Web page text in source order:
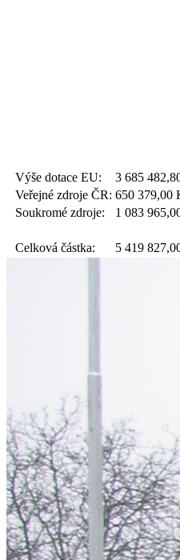
Výše dotace EU: 3 685
Veřejné zdroje ČR: 650 379,00
Soukromé zdroje:
1 083
Celková částka: 5 419